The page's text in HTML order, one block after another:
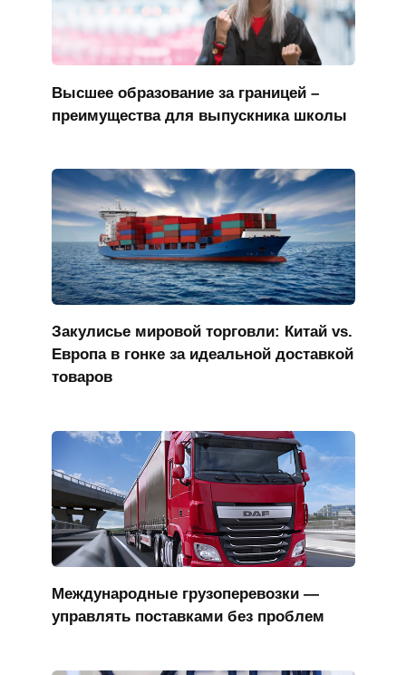
Высшее образование за границей –
преимущества для выпускника школы
Закулисье мировой торговли: Китай vs.
Европа в гонке за идеальной доставкой
товаров
Международные грузоперевозки —
управлять поставками без проблем